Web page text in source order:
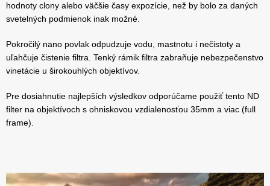
hodnoty clony alebo väčšie časy expozície, než by bolo za daných
svetelných podmienok inak možné.
Pokročilý nano povlak odpudzuje vodu, mastnotu i nečistoty a
uľahčuje čistenie filtra. Tenký rámik filtra zabraňuje nebezpečenstvo
vinetácie u širokouhlých objektívov.
Pre dosiahnutie najlepších výsledkov odporúčame použiť tento ND
filter na objektívoch s ohniskovou vzdialenosťou 35mm a viac (full
frame).